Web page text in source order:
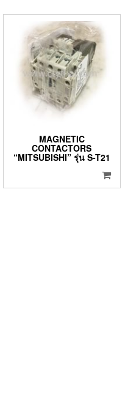
MAGNETIC
CONTACTORS
“MITSUBISHI” รุ่น S-T21